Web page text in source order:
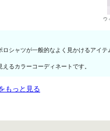
シャツが一般的なよく見かけるア
るカラーコーディネートです。
もっと見る